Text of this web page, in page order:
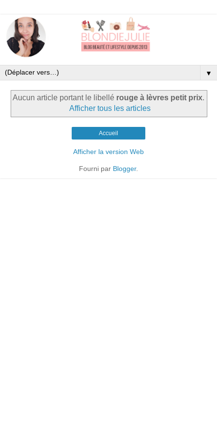
▼
Aucun article portant le libellé rouge à lèvres petit prix.
Afficher tous les articles
Accueil
Afficher la version Web
Fourni par Blogger.